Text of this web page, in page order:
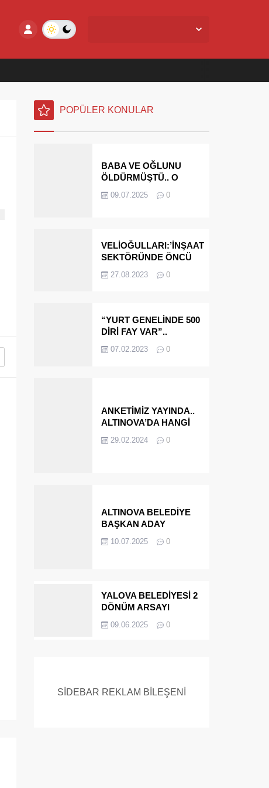
POPÜLER KONULAR
BABA VE OĞLUNU
ÖLDÜRMÜŞTÜ.. O
MİRASÇILARI
09.07.2025 0
VELİOĞULLARI:’İNŞAAT
SEKTÖRÜNDE ÖNCÜ
EDECEĞİZ’
27.08.2023 0
“YURT GENELİNDE 500
DİRİ FAY VAR”..
ÇINARCIK..
07.02.2023 0
ANKETİMİZ YAYINDA..
ALTINOVA’DA HANGİ
BAŞKANI OLARAK
29.02.2024 0
ALTINOVA BELEDİYE
BAŞKAN ADAY
MÜEBBET ALDI FİRAR
10.07.2025 0
YALOVA BELEDİYESİ 2
DÖNÜM ARSAYI
09.06.2025 0
SİDEBAR REKLAM BİLEŞENİ